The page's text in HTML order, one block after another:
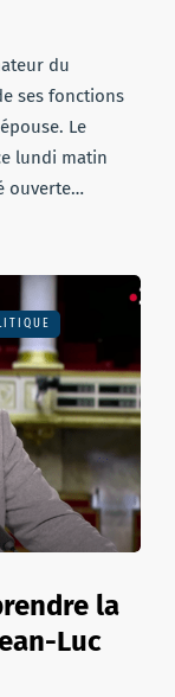
du
ses fonctions
Le
lundi matin
ouverte…
la
Luc